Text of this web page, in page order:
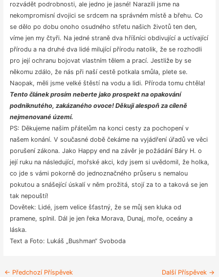
rozvádět podrobnosti, ale jedno je jasné! Narazili jsme na
nekompromisní dvojici se srdcem na správném místě a břehu. Co
se dělo po dobu onoho osudného střetu našich životů ten den,
víme jen my čtyři. Na jedné straně dva hříšníci obdivující a uctívající
přírodu a na druhé dva lidé milující přírodu natolik, že se rozhodli
pro její ochranu bojovat vlastním tělem a prací. Jestliže by se
někomu zdálo, že nás při naší cestě potkala smůla, plete se.
Naopak, měli jsme velké štěstí na vodu a lidi. Příroda tomu chtěla!
Tento článek prosím neberte jako prospekt na opakování
podniknutého, zakázaného ovoce! Děkuji alespoň za cíleně
nejmenované území.
PS: Děkujeme našim přátelům na konci cesty za pochopení v
našem konání. V současné době čekáme na vyjádření úřadů ve věci
porušení zákona. Jako Happy end na závěr je požádání Báry H. o
její ruku na následující, mořské akci, kdy jsem si uvědomil, že holka,
co jde s vámi pokorně do jednoznačného průseru s nemalou
pokutou a snášející úskalí v něm prožitá, stojí za to a taková se jen
tak nepouští!
Dovětek: Lidé, jsem velice šťastný, že se můj sen kluka od
pramene, splnil. Dál je jen řeka Morava, Dunaj, moře, oceány a
láska.
Text a Foto: Lukáš „Bushman“ Svoboda
Post
← Předchozí Příspěvek Další Příspěvek →